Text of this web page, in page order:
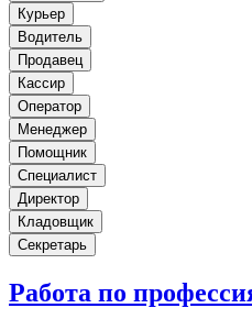
Курьер
Водитель
Продавец
Кассир
Оператор
Менеджер
Помощник
Специалист
Директор
Кладовщик
Секретарь
Работа по